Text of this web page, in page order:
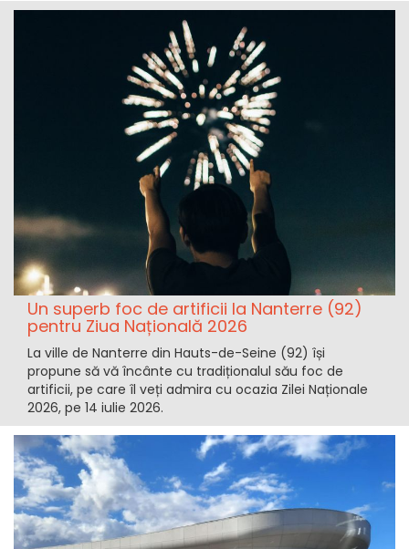
Un superb foc de artificii la Nanterre (92)
pentru Ziua Națională 2026
La ville de Nanterre din Hauts-de-Seine (92) își
propune să vă încânte cu tradiționalul său foc de
artificii, pe care îl veți admira cu ocazia Zilei Naționale
2026, pe 14 iulie 2026.